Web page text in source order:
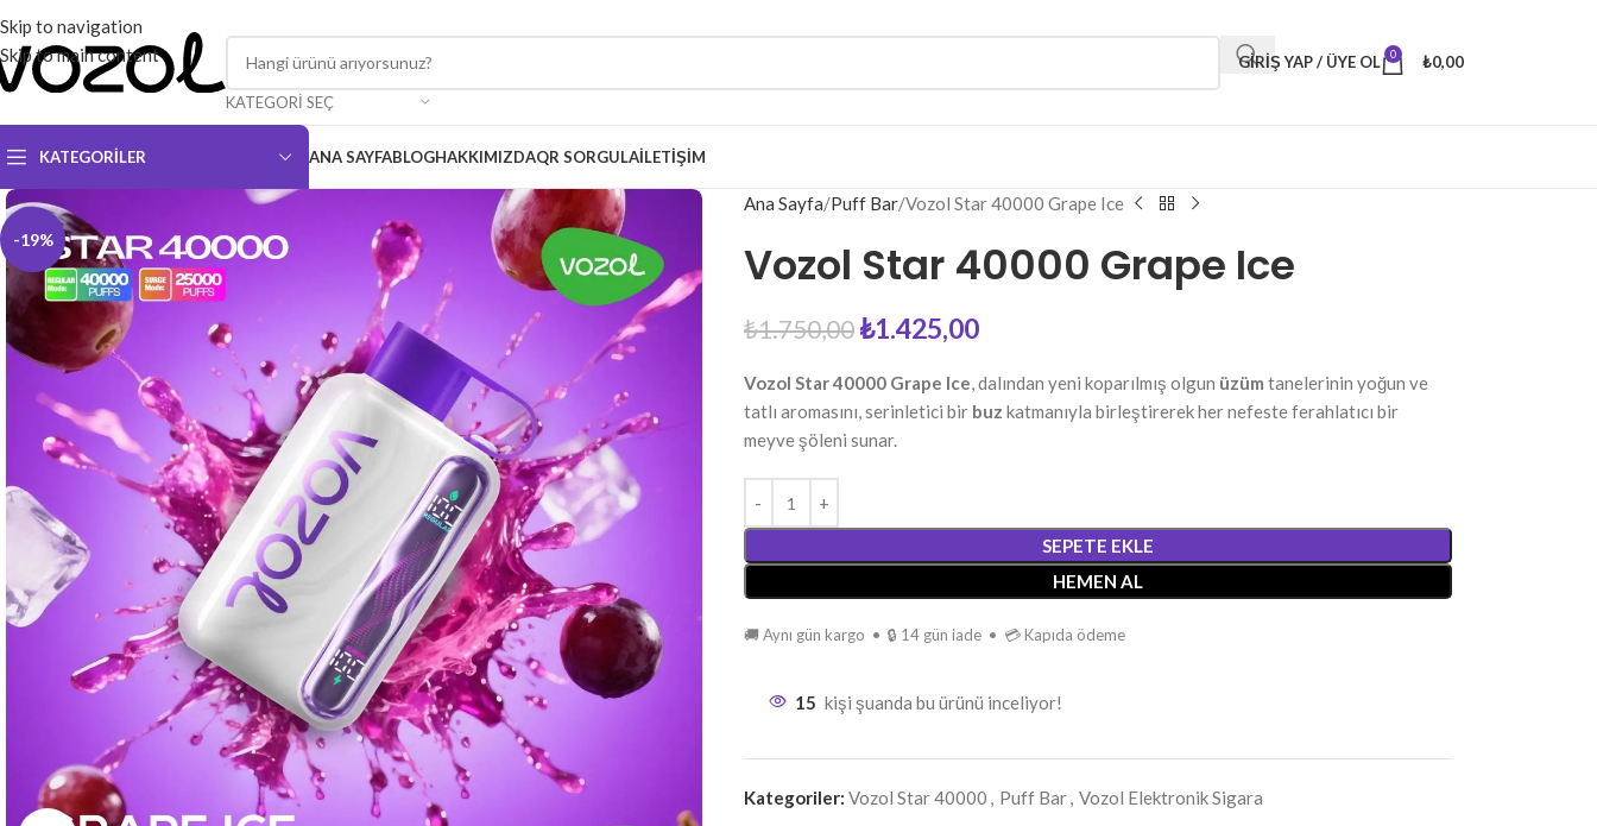
Skip to navigation
Skip to main content
KATEGORI SEÇ
GIRIŞ YAP / ÜYE OL 0 ₺0,00
KATEGORILER ANA SAYFABLOGHAKKIMIZDAQR SORGULAİLETIŞIM
-19%
Ana Sayfa Puff Bar Vozol Star 40000 Grape Ice
Vozol Star 40000 Grape Ice
₺1.750,00 ₺1.425,00
Vozol Star 40000 Grape Ice, dalından yeni koparılmış olgun üzüm tanelerinin yoğun ve
tatlı aromasını, serinletici bir buz katmanıyla birleştirerek her nefeste ferahlatıcı bir
meyve şöleni sunar.
SEPETE EKLE
HEMEN AL
🚚 Aynı gün kargo • 🔒 14 gün iade • 💳 Kapıda ödeme
15 kişi şuanda bu ürünü inceliyor!
Kategoriler: Vozol Star 40000 , Puff Bar, Vozol Elektronik Sigara